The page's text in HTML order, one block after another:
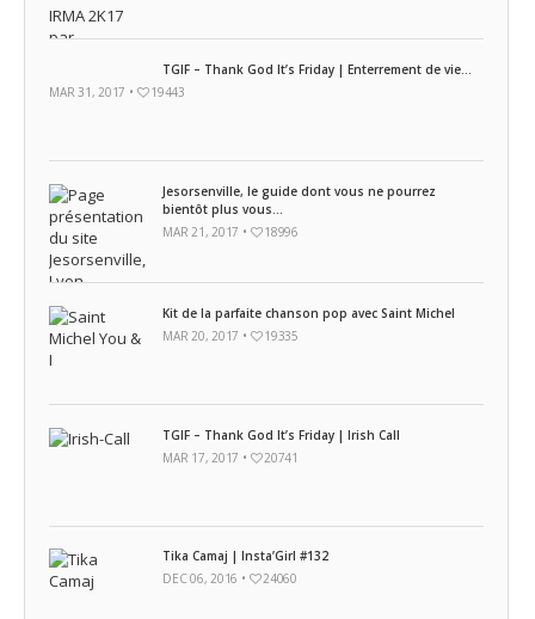
TGIF – Thank God It’s Friday | Enterrement de vie...
MAR 31, 2017 •
19443
Jesorsenville, le guide dont vous ne pourrez
bientôt plus vous...
MAR 21, 2017 •
18996
Kit de la parfaite chanson pop avec Saint Michel
MAR 20, 2017 •
19335
TGIF – Thank God It’s Friday | Irish Call
MAR 17, 2017 •
20741
Tika Camaj | Insta’Girl #132
DEC 06, 2016 •
24060